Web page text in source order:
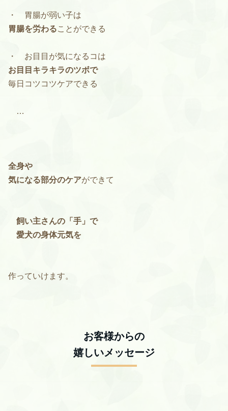
・ 胃腸が弱い子は
胃腸を労わることができる
・ お目目が気になるコは
お目目キラキラのツボで
毎日コツコツケアできる
…
全身や
気になる部分のケアができて
飼い主さんの「手」で
愛犬の身体元気を
作っていけます。
お客様からの
嬉しいメッセージ